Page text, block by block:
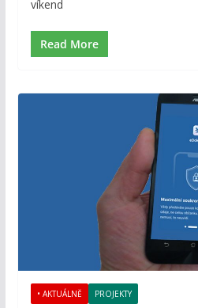
víkend
Read More
• AKTUÁLNĚ PROJEKTY